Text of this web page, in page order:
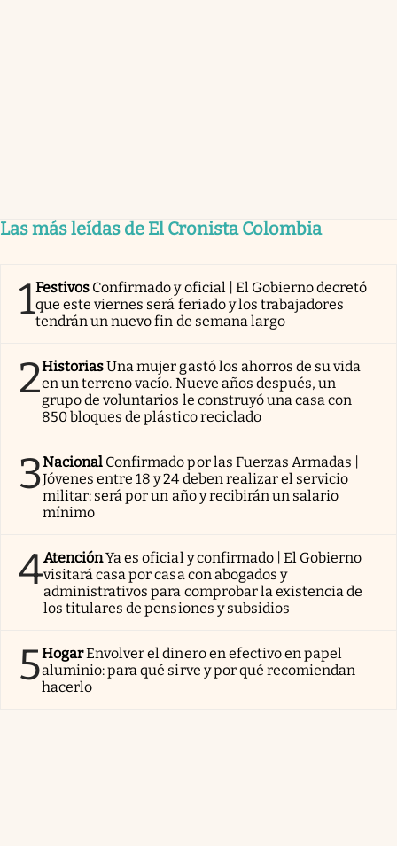
Las más leídas de El Cronista Colombia
1Festivos Confirmado y oficial | El Gobierno decretó
que este viernes será feriado y los trabajadores
tendrán un nuevo fin de semana largo
2HistoriasUna mujer gastó los ahorros de su vida
en un terreno vacío. Nueve años después, un
grupo de voluntarios le construyó una casa con
850 bloques de plástico reciclado
3Nacional Confirmado por las Fuerzas Armadas |
Jóvenes entre 18 y 24 deben realizar el servicio
militar: será por un año y recibirán un salario
mínimo
4AtenciónYa es oficial y confirmado | El Gobierno
visitará casa por casa con abogados y
administrativos para comprobar la existencia de
los titulares de pensiones y subsidios
5HogarEnvolver el dinero en efectivo en papel
aluminio: para qué sirve y por qué recomiendan
hacerlo